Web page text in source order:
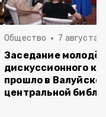
Общество 7 августа ,
Заседание
дискуссионного
прошло в
центральной